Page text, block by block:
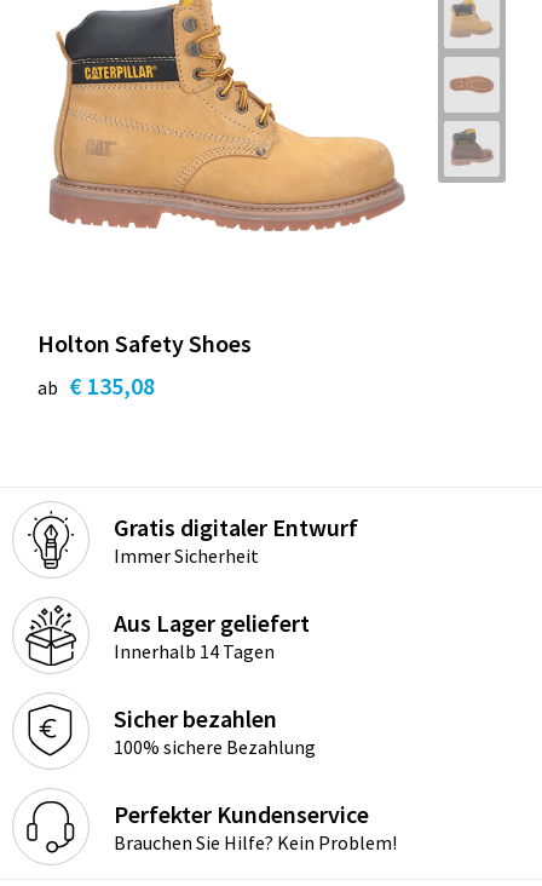
Holton Safety Shoes
ab € 135,08
Gratis digitaler Entwurf
Immer Sicherheit
Aus Lager geliefert
Innerhalb 14 Tagen
Sicher bezahlen
100% sichere Bezahlung
Perfekter Kundenservice
Brauchen Sie Hilfe? Kein Problem!